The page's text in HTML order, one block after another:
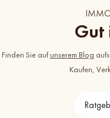
Finden Sie aufunserem Blog
Kaufen,